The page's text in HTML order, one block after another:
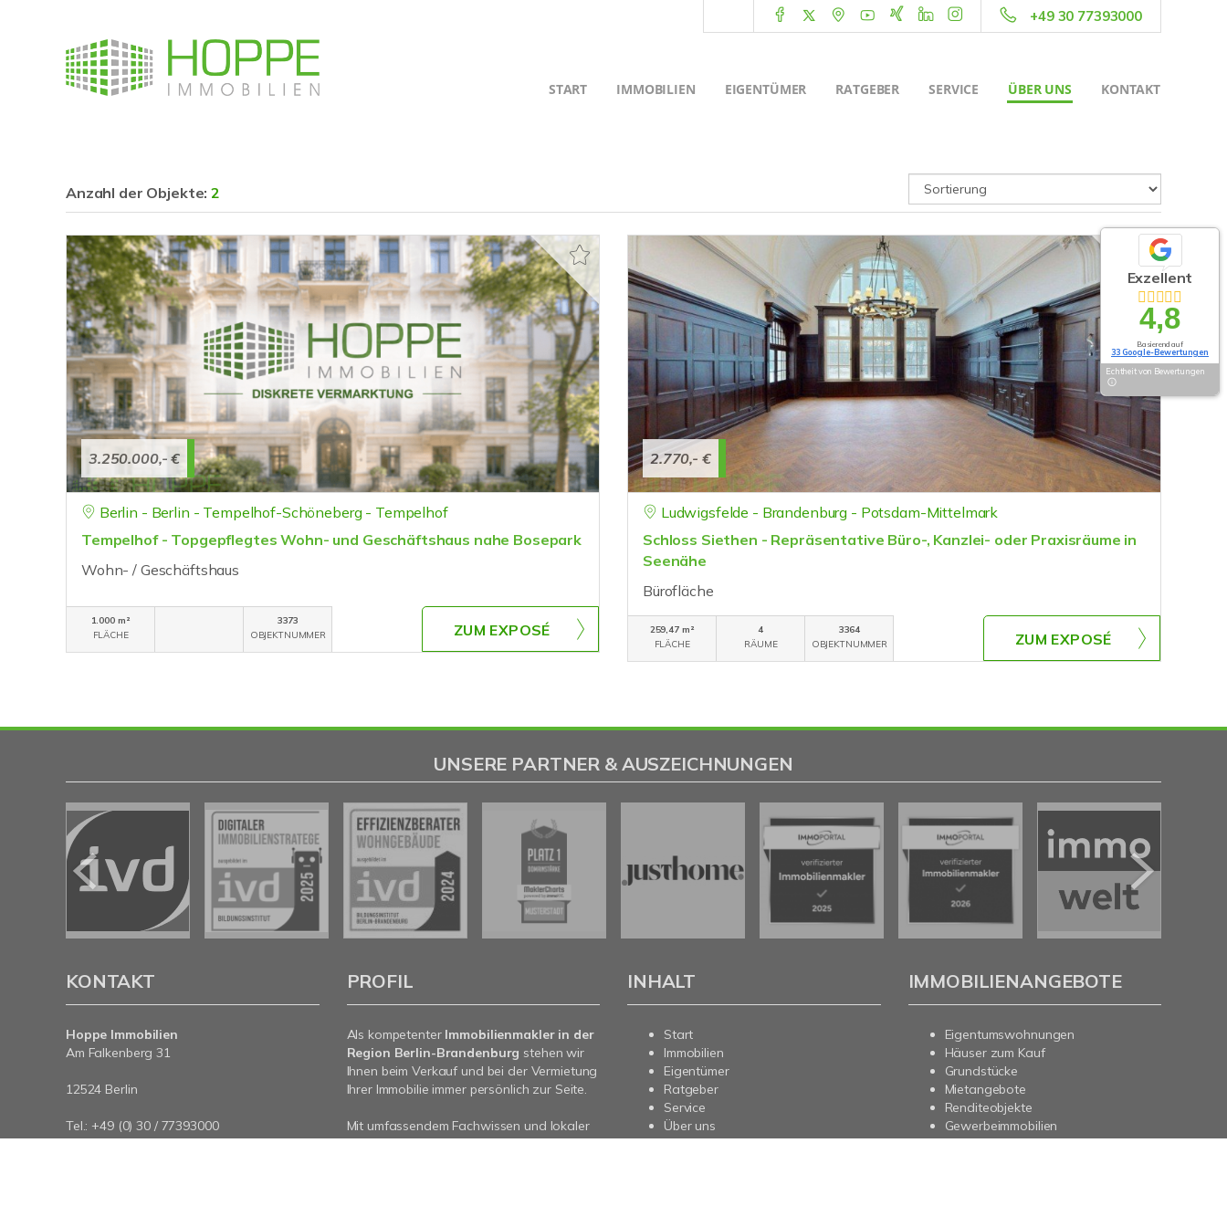
+49 30 77393000
START IMMOBILIEN EIGENTÜMER RATGEBER SERVICE ÜBER UNS KONTAKT
Anzahl der Objekte:2
3.250.000,- €
Berlin - Berlin - Tempelhof-Schöneberg - Tempelhof
Tempelhof - Topgepflegtes Wohn- und Geschäftshaus nahe Bosepark
Wohn- / Geschäftshaus
1.000 m²
FLÄCHE
3373
OBJEKTNUMMER
ZUM EXPOSÉ
2.770,- €
Ludwigsfelde - Brandenburg - Potsdam-Mittelmark
Schloss Siethen - Repräsentative Büro-, Kanzlei- oder Praxisräume in
Seenähe
Bürofläche
259,47 m²
FLÄCHE
4
RÄUME
3364
OBJEKTNUMMER
ZUM EXPOSÉ
Exzellent
4,8
Basierend auf
33 Google-Bewertungen
Echtheit von Bewertungen
UNSERE PARTNER & AUSZEICHNUNGEN
KONTAKT
Hoppe Immobilien
Am Falkenberg 31
12524 Berlin
Tel.: +49 (0) 30 / 77393000
E-Mail:info@hoppe-immobilien.de
PROFIL
Als kompetenter Immobilienmakler in der
Region Berlin-Brandenburg stehen wir
Ihnen beim Verkauf und bei der Vermietung
Ihrer Immobilie immer persönlich zur Seite.
Mit umfassendem Fachwissen und lokaler
Expertise beraten wir Sie in allen Fragen
INHALT
Start
Immobilien
Eigentümer
Ratgeber
Service
Über uns
Kontakt
IMMOBILIENANGEBOTE
Eigentumswohnungen
Häuser zum Kauf
Grundstücke
Mietangebote
Renditeobjekte
Gewerbeimmobilien